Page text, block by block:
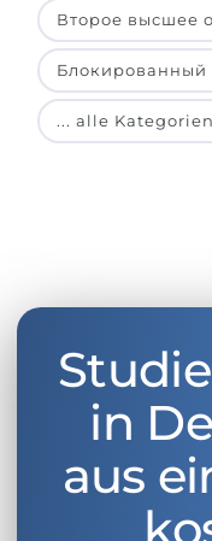
Второе высшее
Блокированный
... alle
in
aus